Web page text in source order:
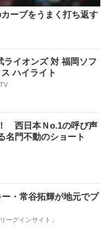
ーブをうまく打ち返す
ライオンズ 対 福岡ソフ
ハイライト
西日本Ｎo.1の呼び声
名門不動のショート
・常谷拓輝が地元でプ
ーグインサイト」